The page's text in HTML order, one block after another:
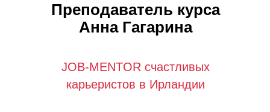
Преподаватель курса
Анна Гагарина
JOB-MENTOR счастливых
карьеристов в Ирландии